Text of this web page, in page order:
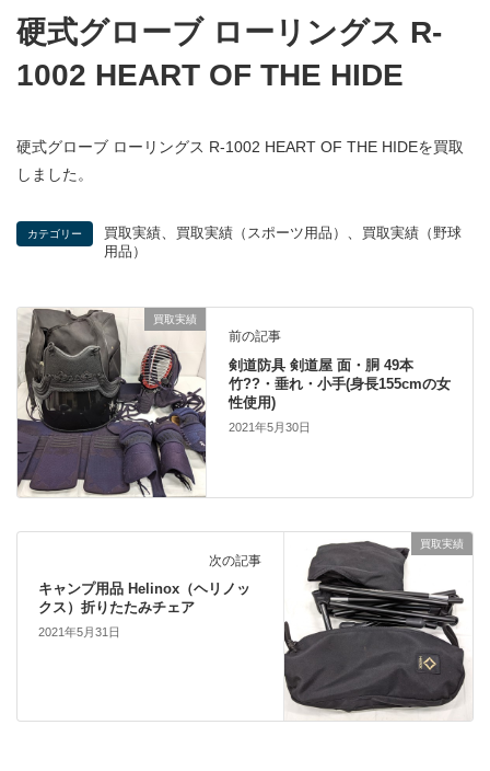
硬式グローブ ローリングス R-
1002 HEART OF THE HIDE
硬式グローブ ローリングス R-1002 HEART OF THE HIDEを買取
しました。
カテゴリー 買取実績、 買取実績（スポーツ用品） 、
買取実績（野球
用品）
買取実績
前の記事
剣道防具 剣道屋 面・胴 49本
竹??・垂れ・小手(身長155cmの女
性使用)
2021年5月30日
買取実績
次の記事
キャンプ用品 Helinox（ヘリノッ
クス）折りたたみチェア
2021年5月31日